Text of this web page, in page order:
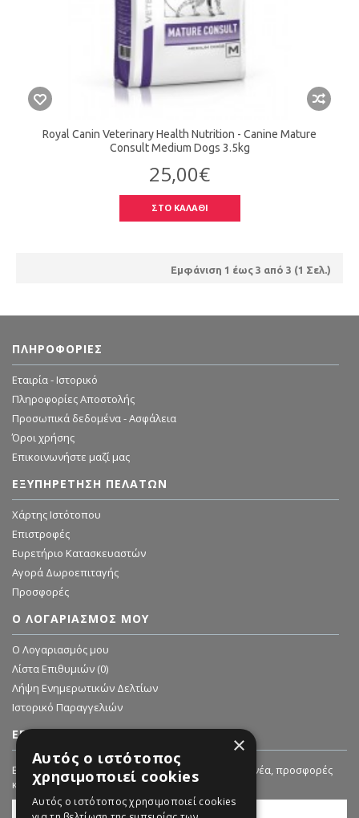
Royal Canin Veterinary Health Nutrition - Canine Mature
Consult Medium Dogs 3.5kg
25,00€
ΣΤΟ ΚΑΛΑΘΙ
Εμφάνιση 1 έως 3 από 3 (1 Σελ.)
ΠΛΗΡΟΦΟΡΊΕΣ
Εταιρία - Ιστορικό
Πληροφορίες Αποστολής
Προσωπικά δεδομένα - Ασφάλεια
Όροι χρήσης
Επικοινωνήστε μαζί μας
ΕΞΥΠΗΡΈΤΗΣΗ ΠΕΛΑΤΏΝ
Χάρτης Ιστότοπου
Επιστροφές
Ευρετήριο Κατασκευαστών
Αγορά Δωροεπιταγής
Προσφορές
Ο ΛΟΓΑΡΙΑΣΜΌΣ ΜΟΥ
O Λογαριασμός μου
Λίστα Επιθυμιών (0)
Λήψη Ενημερωτικών Δελτίων
Ιστορικό Παραγγελιών
ΕΓΓΡΑΦΗ ΣΤΟ NEWSLETTER
Εγγραφείτε στο Newsletter μας για να λαμβάνετε νέα, προσφορές
και εκπτώσεις!
×
Αυτός ο ιστότοπος
χρησιμοποιεί cookies
Αυτός ο ιστότοπος χρησιμοποιεί cookies